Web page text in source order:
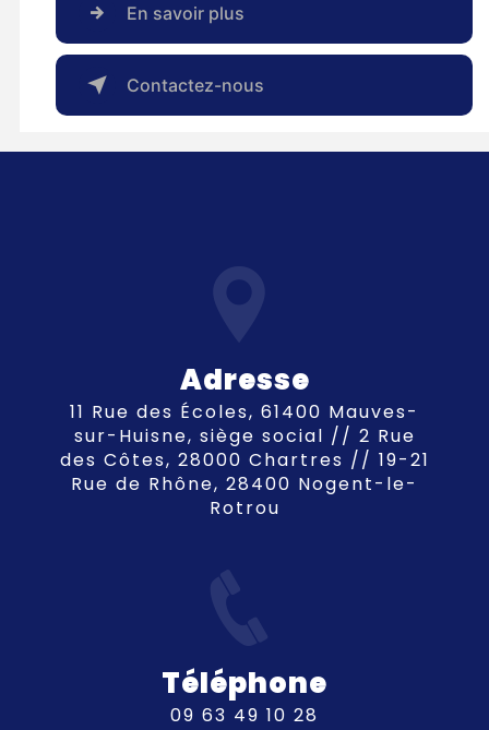
En savoir plus
Contactez-nous
Adresse
11 Rue des Écoles, 61400 Mauves-
sur-Huisne, siège social // 2 Rue
des Côtes, 28000 Chartres // 19-21
Rue de Rhône, 28400 Nogent-le-
Rotrou
Téléphone
09 63 49 10 28